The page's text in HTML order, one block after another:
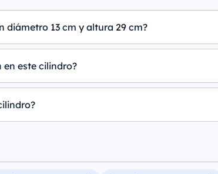
diámetro 13 cm y altura 29 cm?
en este cilindro?